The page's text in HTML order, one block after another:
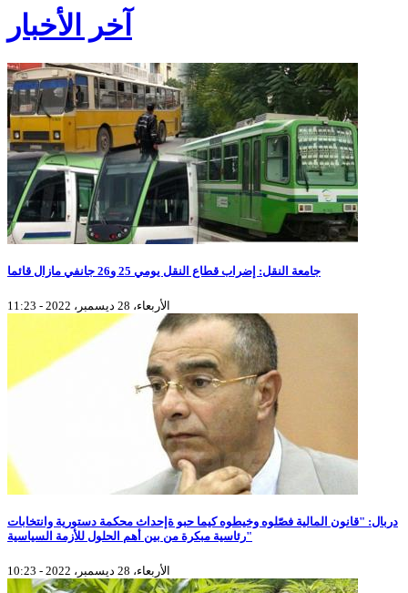
آخر الأخبار
جامعة النقل: إضراب قطاع النقل يومي 25 و26 جانفي مازال قائما
الأربعاء، 28 ديسمبر، 2022 - 11:23
دربال: "قانون المالية فصّلوه وخيطوه كيما حبو ةإحداث محكمة دستورية وانتخابات
رئاسية مبكرة من بين أهم الحلول للأزمة السياسية"
الأربعاء، 28 ديسمبر، 2022 - 10:23